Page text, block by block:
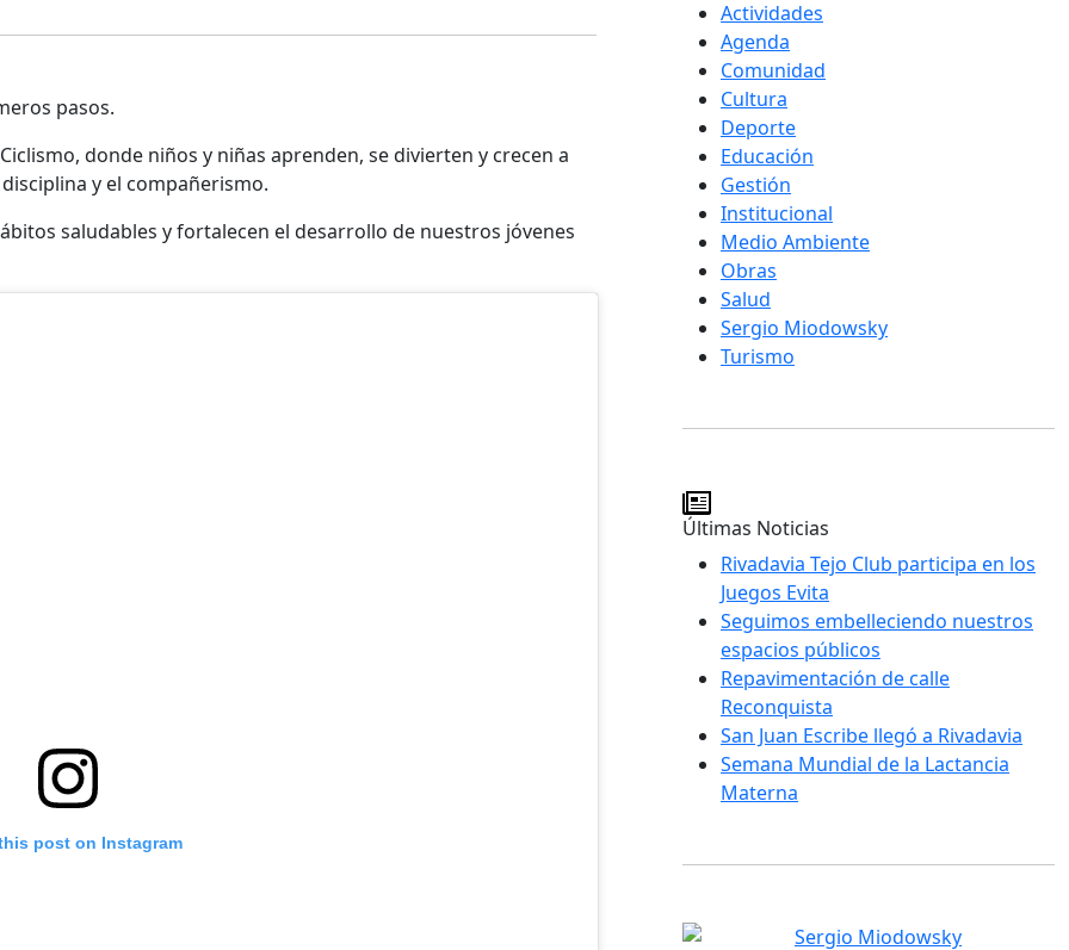
pasos.
donde niños y niñas aprenden, se divierten y crecen a
y el compañerismo.
saludables y fortalecen el desarrollo de nuestros jóvenes
post on Instagram
Actividades
Agenda
Comunidad
Cultura
Deporte
Educación
Gestión
Institucional
Medio Ambiente
Obras
Salud
Sergio Miodowsky
Turismo
Últimas Noticias
Rivadavia Tejo Club participa en los
Juegos Evita
Seguimos embelleciendo nuestros
espacios públicos
Repavimentación de calle
Reconquista
San Juan Escribe llegó a Rivadavia
Semana Mundial de la Lactancia
Materna